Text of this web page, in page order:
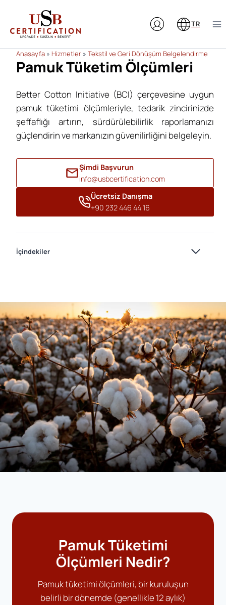
content
TR
Anasayfa » Hizmetler » Tekstil ve Geri Dönüşüm Belgelendirme
Pamuk Tüketim Ölçümleri
Better Cotton Initiative (BCI) çerçevesine uygun
pamuk tüketimi ölçümleriyle, tedarik zincirinizde
şeffaflığı artırın, sürdürülebilirlik raporlamanızı
güçlendirin ve markanızın güvenilirliğini belgeleyin.
Şimdi Başvurun
info@usbcertification.com
Ücretsiz Danışma
+90 232 446 44 16
İçindekiler
Pamuk Tüketimi
Ölçümleri Nedir?
Pamuk tüketimi ölçümleri, bir kuruluşun
belirli bir dönemde (genellikle 12 aylık)